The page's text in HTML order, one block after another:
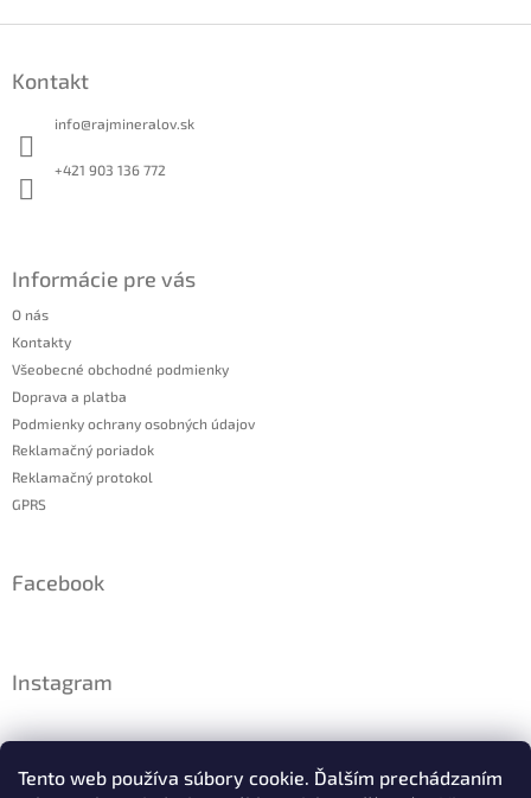
Tento web používa súbory cookie. Ďalším prechádzaním
Kontakt
info@rajmineralov.sk
+421 903 136 772
Informácie pre vás
O nás
Kontakty
Všeobecné obchodné podmienky
Doprava a platba
Podmienky ochrany osobných údajov
Reklamačný poriadok
Reklamačný protokol
GPRS
Facebook
Instagram